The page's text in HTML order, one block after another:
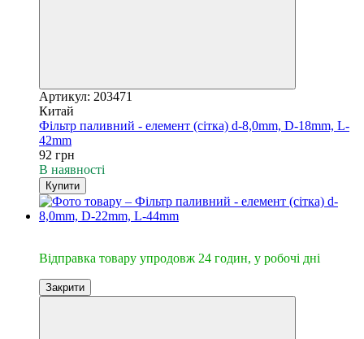
Артикул: 203471
Китай
Фільтр паливний - елемент (сітка) d-8,0mm, D-18mm, L-
42mm
92 грн
В наявності
Купити
Відправка товару упродовж 24 годин, у робочі дні
Закрити